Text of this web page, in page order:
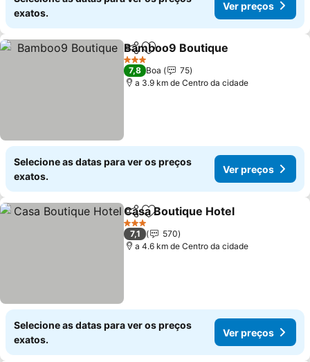
exatos.
Ver preços
PartilharAdicionar aos favoritos
Bamboo9 Boutique
3 Estrelas
7,8 Boa
75
a 3.9 km de Centro da cidade
Selecione as datas para ver os preços
exatos.
Ver preços
PartilharAdicionar aos favoritos
Casa Boutique Hotel
3 Estrelas
7,1
570
a 4.6 km de Centro da cidade
Selecione as datas para ver os preços
exatos.
Ver preços